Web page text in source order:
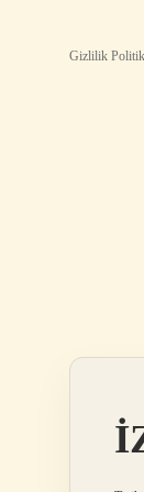
Gizlilik